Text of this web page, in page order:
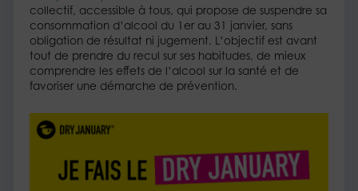
collectif, accessible à tous, qui propose de suspendre sa
consommation d’alcool du 1er au 31 janvier, sans
obligation de résultat ni jugement. ​L’objectif est avant
tout de prendre du recul sur ses habitudes, de mieux
comprendre les effets de l’alcool sur la santé et de
favoriser une démarche de prévention.​